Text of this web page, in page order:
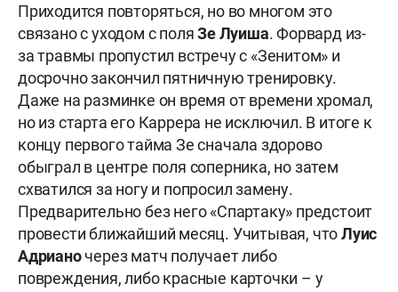
Приходится повторяться, но во многом это
связано с уходом с поляЗе Луиша. Форвард из-
за травмы пропустил встречу с «Зенитом» и
досрочно закончил пятничную тренировку.
Даже на разминке он время от времени хромал,
но из старта его Каррера не исключил. В итоге к
концу первого тайма Зе сначала здорово
обыграл в центре поля соперника, но затем
схватился за ногу и попросил замену.
Предварительно без него «Спартаку» предстоит
провести ближайший месяц. Учитывая, чтоЛуис
Адрианочерез матч получает либо
повреждения, либо красные карточки – у